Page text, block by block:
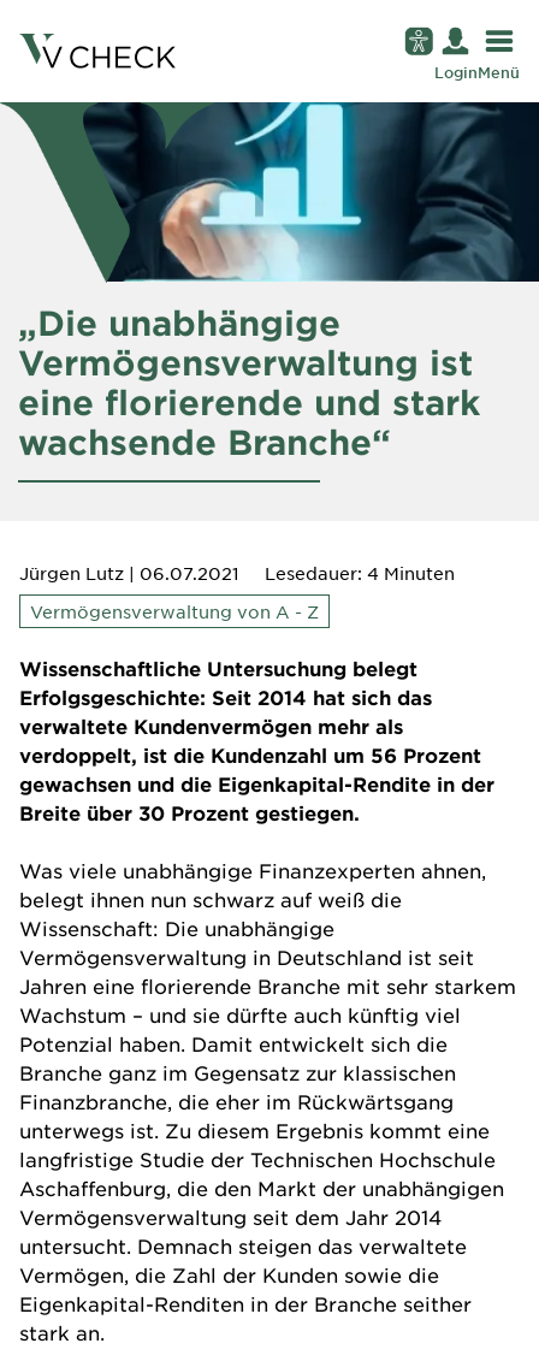
LoginMenü
„Die unabhängige
Vermögensverwaltung ist
eine florierende und stark
wachsende Branche“
Jürgen Lutz | 06.07.2021
Lesedauer: 4 Minuten
Vermögensverwaltung von A - Z
Wissenschaftliche Untersuchung belegt
Erfolgsgeschichte: Seit 2014 hat sich das
verwaltete Kundenvermögen mehr als
verdoppelt, ist die Kundenzahl um 56 Prozent
gewachsen und die Eigenkapital-Rendite in der
Breite über 30 Prozent gestiegen.
Was viele unabhängige Finanzexperten ahnen,
belegt ihnen nun schwarz auf weiß die
Wissenschaft: Die unabhängige
Vermögensverwaltung in Deutschland ist seit
Jahren eine florierende Branche mit sehr starkem
Wachstum – und sie dürfte auch künftig viel
Potenzial haben. Damit entwickelt sich die
Branche ganz im Gegensatz zur klassischen
Finanzbranche, die eher im Rückwärtsgang
unterwegs ist. Zu diesem Ergebnis kommt eine
langfristige Studie der Technischen Hochschule
Aschaffenburg, die den Markt der unabhängigen
Vermögensverwaltung seit dem Jahr 2014
untersucht. Demnach steigen das verwaltete
Vermögen, die Zahl der Kunden sowie die
Eigenkapital-Renditen in der Branche seither
stark an.